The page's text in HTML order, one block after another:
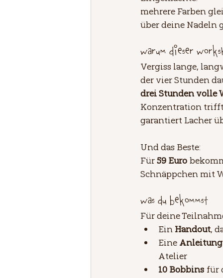
mehrere Farben
über deine Nadeln
Warum dieser
Vergiss lange,
der vier Stunden
drei Stunden
Konzentration trifft
garantiert Lacher
Und das Beste:
Für 59 Euro
Schnäppchen mit
Was du bekommst
Für deine
Ein Handout,
Eine
Atelier
10 Bobbins für